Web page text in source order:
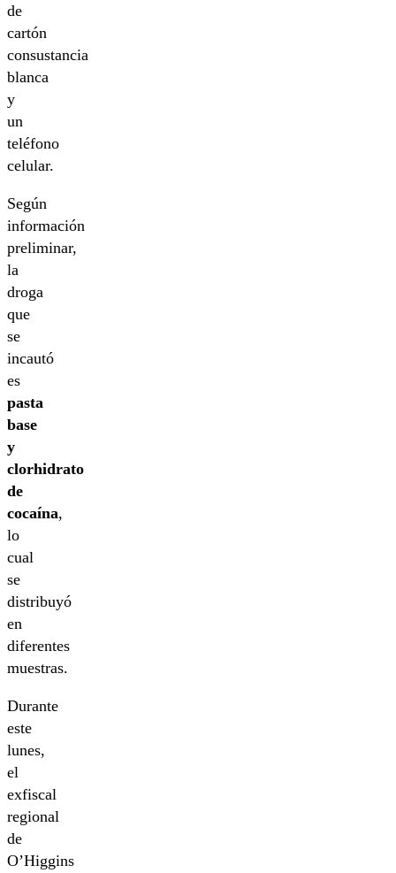
de
cartón
consustancia
blanca
y
un
teléfono
celular.
Según
información
preliminar,
la
droga
que
se
incautó
es
pasta
base
y
clorhidrato
de
cocaína,
lo
cual
se
distribuyó
en
diferentes
muestras.
Durante
este
lunes,
el
exfiscal
regional
de
O’Higgins